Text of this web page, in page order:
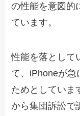
の性能を意図的
ています。
性能を落として
て、iPhoneが急
ためとしていま
から集団訴訟で